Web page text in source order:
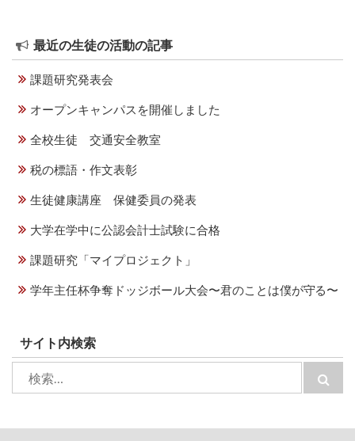
ン 最近の生徒の活動の記事
課題研究発表会
オープンキャンパスを開催しました
全校生徒 交通安全教室
税の標語・作文表彰
生徒健康講座 保健委員の発表
大学在学中に公認会計士試験に合格
課題研究「マイプロジェクト」
学年主任杯争奪ドッジボール大会〜君のことは僕が守る〜
サイト内検索
索:
索